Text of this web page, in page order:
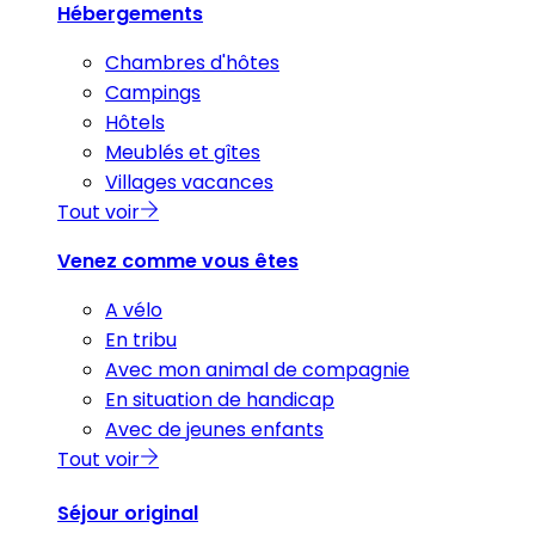
Hébergements
Chambres d'hôtes
Campings
Hôtels
Meublés et gîtes
Villages vacances
Tout voir
Venez comme vous êtes
A vélo
En tribu
Avec mon animal de compagnie
En situation de handicap
Avec de jeunes enfants
Tout voir
Séjour original